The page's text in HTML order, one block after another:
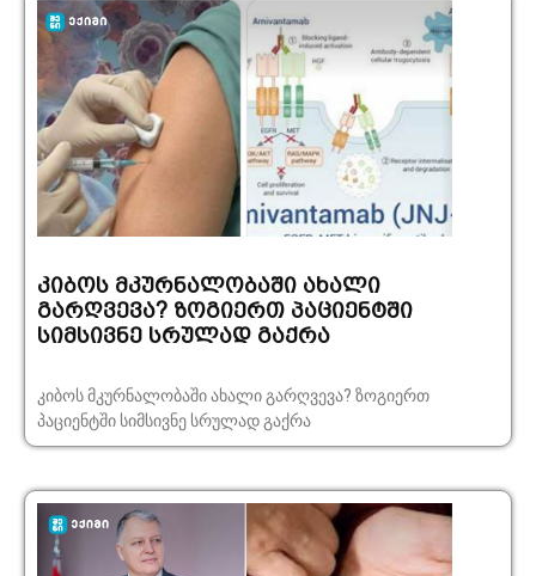
კიბოს მკურნალობაში ახალი
გარღვევა? ზოგიერთ პაციენტში
სიმსივნე სრულად გაქრა
კიბოს მკურნალობაში ახალი გარღვევა? ზოგიერთ
პაციენტში სიმსივნე სრულად გაქრა